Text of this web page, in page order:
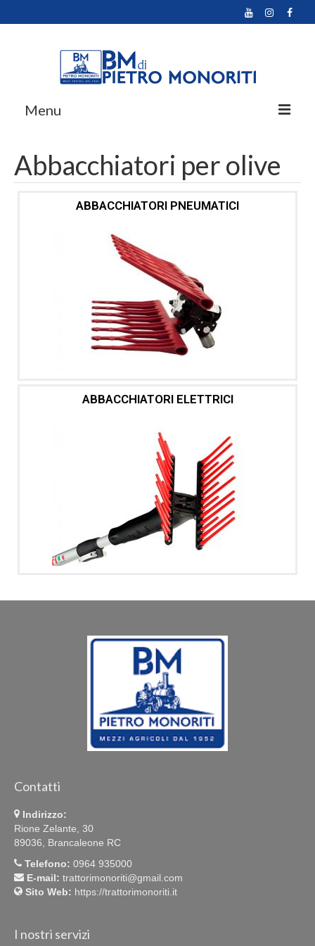
Menu
Prodotti
Promozioni
Abbacchiatori per olive
ABBACCHIATORI PNEUMATICI
ABBACCHIATORI ELETTRICI
Contatti
Indirizzo:
Rione Zelante, 30
89036, Brancaleone RC
Telefono: 0964 935000
E-mail: trattorimonoriti@gmail.com
Sito Web: https://trattorimonoriti.it
I nostri servizi